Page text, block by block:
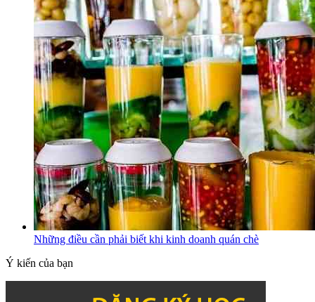
Những điều cần phải biết khi kinh doanh quán chè
Ý kiến của bạn